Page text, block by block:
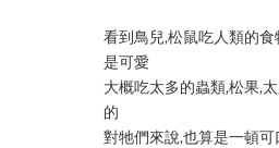
看到鳥兒,松鼠吃人類的
是可愛
大概吃太多的蟲類,松果,
的
對牠們來說,也算是一頓